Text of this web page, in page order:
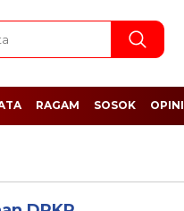
RAGAM SOSOK OPINI